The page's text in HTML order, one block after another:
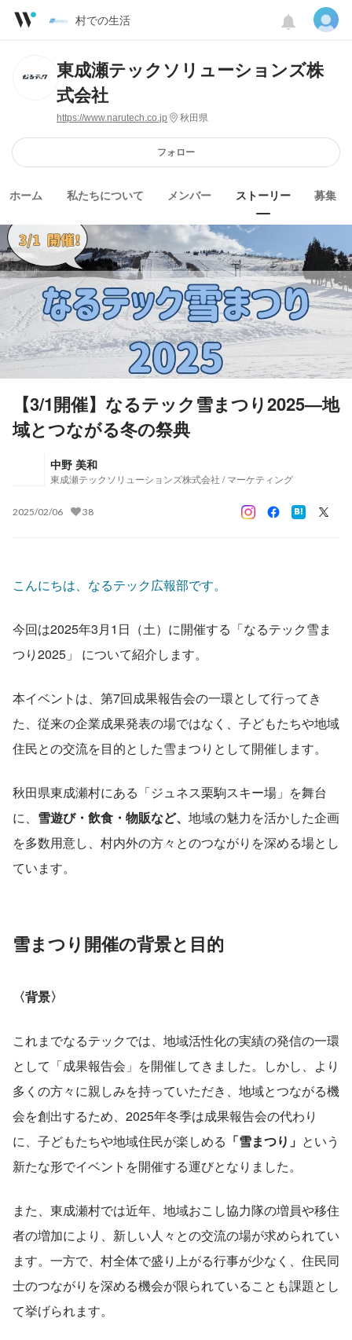
村での生活
東成瀬テックソリューションズ株
式会社
https://www.narutech.co.jp 秋田県
フォロー
ホーム 私たちについて メンバー ストーリー 募集
【3/1開催】なるテック雪まつり2025—地
域とつながる冬の祭典
中野 美和
東成瀬テックソリューションズ株式会社 / マーケティング
2025/02/06 38
こんにちは、なるテック広報部です。
今回は2025年3月1日（土）に開催する「なるテック雪ま
つり2025」 について紹介します。
本イベントは、第7回成果報告会の一環として行ってき
た、従来の企業成果発表の場ではなく、子どもたちや地域
住民との交流を目的とした雪まつりとして開催します。
秋田県東成瀬村にある「ジュネス栗駒スキー場」を舞台
に、 雪遊び・飲食・物販など、 地域の魅力を活かした企画
を多数用意し、村内外の方々とのつながりを深める場とし
ています。
雪まつり開催の背景と目的
〈背景〉
これまでなるテックでは、地域活性化の実績の発信の一環
として「成果報告会」を開催してきました。しかし、より
多くの方々に親しみを持っていただき、地域とつながる機
会を創出するため、2025年冬季は成果報告会の代わり
に、子どもたちや地域住民が楽しめる 「雪まつり」 という
新たな形でイベントを開催する運びとなりました。
また、東成瀬村では近年、地域おこし協力隊の増員や移住
者の増加により、新しい人々との交流の場が求められてい
ます。一方で、村全体で盛り上がる行事が少なく、住民同
士のつながりを深める機会が限られていることも課題とし
て挙げられます。